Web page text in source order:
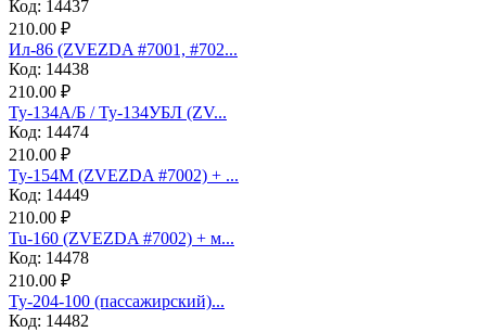
Код: 14437
210.00 ₽
Ил-86 (ZVEZDA #7001, #702...
Код: 14438
210.00 ₽
Ту-134А/Б / Ту-134УБЛ (ZV...
Код: 14474
210.00 ₽
Ту-154М (ZVEZDA #7002) + ...
Код: 14449
210.00 ₽
Tu-160 (ZVEZDA #7002) + м...
Код: 14478
210.00 ₽
Ту-204-100 (пассажирский)...
Код: 14482